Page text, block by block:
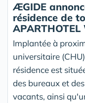
ÆGIDE
résidence de
Implantée à
universitaire
résidence est
des bureaux et
vacants, ainsi